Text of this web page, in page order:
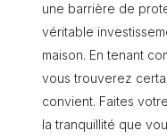
une barrière de
véritable
maison. En tenant
vous trouverez
convient. Faites
la tranquillité que